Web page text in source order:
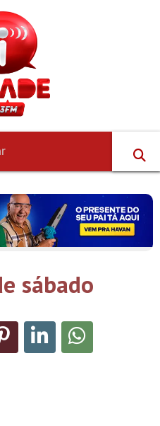
sábado